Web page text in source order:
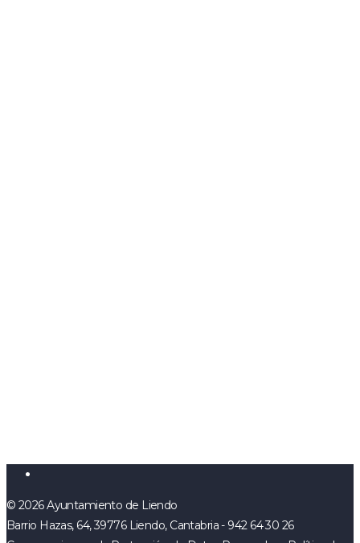
© 2026 Ayuntamiento de Liendo
Barrio Hazas, 64, 39776 Liendo, Cantabria - 942 64 30 26